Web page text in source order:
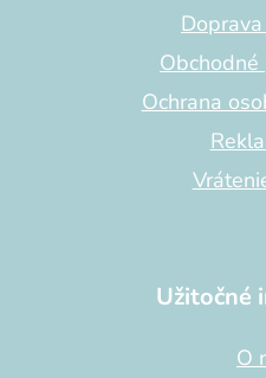
Ochrana
Užitočné
O